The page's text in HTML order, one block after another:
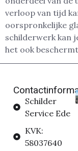
verloop van tijd
oorspronkelijke
schilderwerk kan
het ook
Schilder
Service Ede
KVK:
58037640